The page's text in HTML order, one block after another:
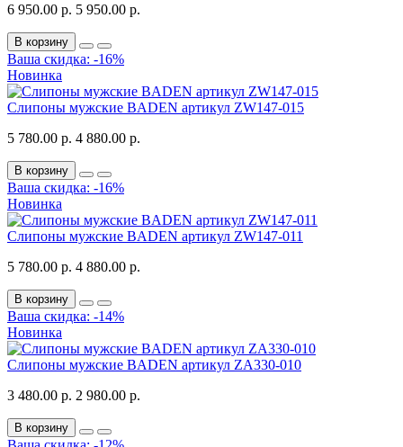
6 950.00 р. 5 950.00 р.
В корзину
Ваша скидка: -16%
Новинка
Слипоны мужские BADEN артикул ZW147-015
5 780.00 р. 4 880.00 р.
В корзину
Ваша скидка: -16%
Новинка
Слипоны мужские BADEN артикул ZW147-011
5 780.00 р. 4 880.00 р.
В корзину
Ваша скидка: -14%
Новинка
Слипоны мужские BADEN артикул ZA330-010
3 480.00 р. 2 980.00 р.
В корзину